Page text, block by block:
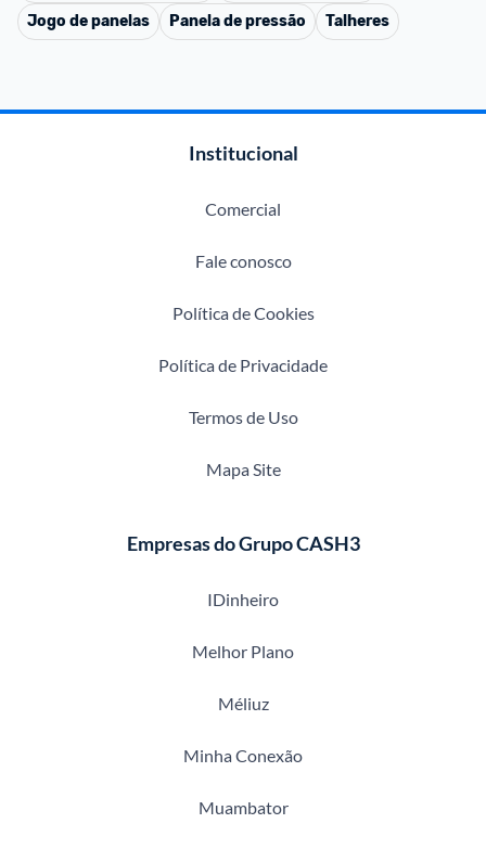
Jogo de panelas
Panela de pressão Talheres
Institucional
Comercial
Fale conosco
Política de Cookies
Política de Privacidade
Termos de Uso
Mapa Site
Empresas do Grupo CASH3
IDinheiro
Melhor Plano
Méliuz
Minha Conexão
Muambator